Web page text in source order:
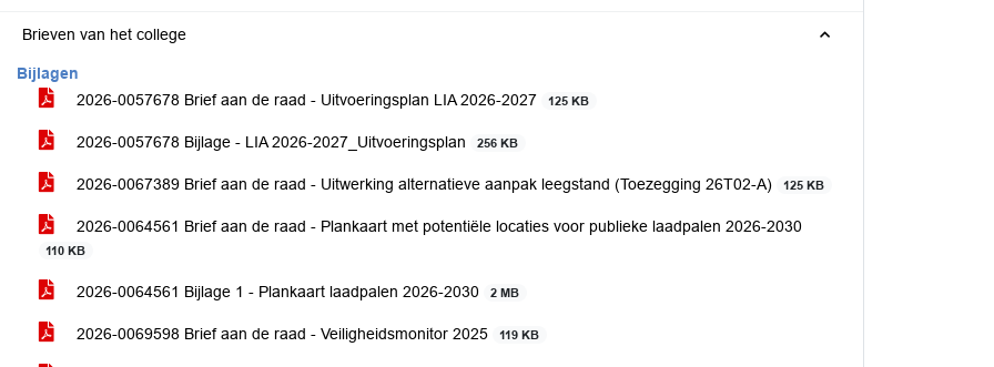
Brieven van het college
Bijlagen
2026-0057678 Brief aan de raad - Uitvoeringsplan LIA 2026-2027
125 KB
2026-0057678 Bijlage - LIA 2026-2027_Uitvoeringsplan 256 KB
2026-0067389 Brief aan de raad - Uitwerking alternatieve aanpak leegstand (Toezegging 26T02-A) 125 KB
2026-0064561 Brief aan de raad - Plankaart met potentiële locaties voor publieke laadpalen 2026-2030
110 KB
2026-0064561 Bijlage 1 - Plankaart laadpalen 2026-2030 2 MB
2026-0069598 Brief aan de raad - Veiligheidsmonitor 2025 119 KB